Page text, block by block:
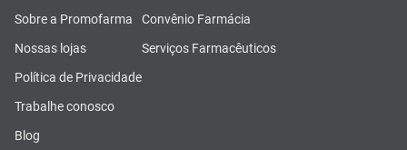
Sobre a Promofarma
Nossas lojas
Política de Privacidade
Trabalhe conosco
Blog
Convênio Farmácia
Serviços Farmacêuticos